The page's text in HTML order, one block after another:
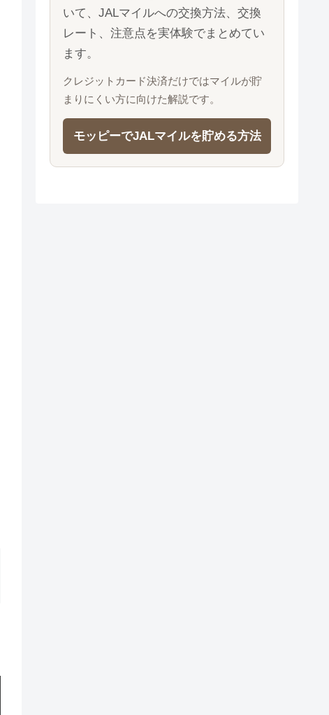
いて、JALマイルへの交換方法、交換
レート、注意点を実体験でまとめてい
ます。
クレジットカード決済だけではマイルが貯
まりにくい方に向けた解説です。
モッピーでJALマイルを貯める方法